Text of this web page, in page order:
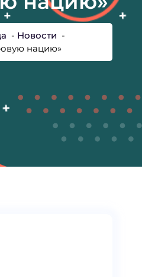
- Новости -
нацию»